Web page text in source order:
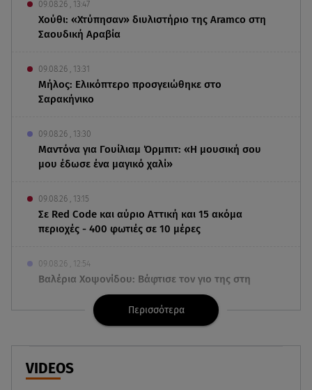
09.08.26 , 13:47
Χούθι: «Χτύπησαν» διυλιστήριο της Aramco στη
Σαουδική Αραβία
09.08.26 , 13:31
Μήλος: Ελικόπτερο προσγειώθηκε στο
Σαρακήνικο
09.08.26 , 13:30
Μαντόνα για Γουίλιαμ Όρμπιτ: «Η μουσική σου
μου έδωσε ένα μαγικό χαλί»
09.08.26 , 13:15
Σε Red Code και αύριο Αττική και 15 ακόμα
περιοχές - 400 φωτιές σε 10 μέρες
09.08.26 , 12:54
Βαλέρια Χοψονίδου: Βάφτισε τον γιο της στη
Βουλιαγμένη - Το όνομα που πήρε
Ερυθρός Σταυρός: Άγρια επίθεση σε νοσηλεύτρια
Περισσότερα
VIDEOS